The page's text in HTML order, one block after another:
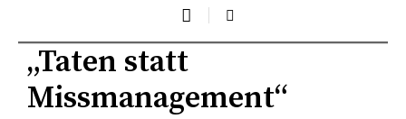
„Taten statt
Missmanagement“